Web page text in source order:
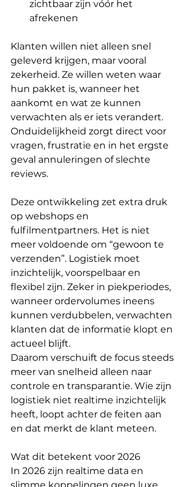
zichtbaar zijn vóór het
afrekenen
Klanten willen niet alleen snel
geleverd krijgen, maar vooral
zekerheid. Ze willen weten waar
hun pakket is, wanneer het
aankomt en wat ze kunnen
verwachten als er iets verandert.
Onduidelijkheid zorgt direct voor
vragen, frustratie en in het ergste
geval annuleringen of slechte
reviews.
Deze ontwikkeling zet extra druk
op webshops en
fulfilmentpartners. Het is niet
meer voldoende om “gewoon te
verzenden”. Logistiek moet
inzichtelijk, voorspelbaar en
flexibel zijn. Zeker in piekperiodes,
wanneer ordervolumes ineens
kunnen verdubbelen, verwachten
klanten dat de informatie klopt en
actueel blijft.
Daarom verschuift de focus steeds
meer van snelheid alleen naar
controle en transparantie. Wie zijn
logistiek niet realtime inzichtelijk
heeft, loopt achter de feiten aan
en dat merkt de klant meteen.
Wat dit betekent voor 2026
In 2026 zijn realtime data en